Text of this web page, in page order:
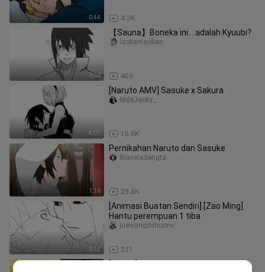
0:44 4.3K
0:50
【Sauna】Boneka ini... adalah Kyuubi?
409
laolianlaolian
4:07
[Naruto AMV] Sasuke x Sakura
16.8K
NideJacky_
1:16
Pernikahan Naruto dan Sasuke
29.8K
Xianxiadengta
0:12
[Animasi Buatan Sendiri] [Zao Ming]
Hantu perempuan 1 tiba
231
juewangdehuonv